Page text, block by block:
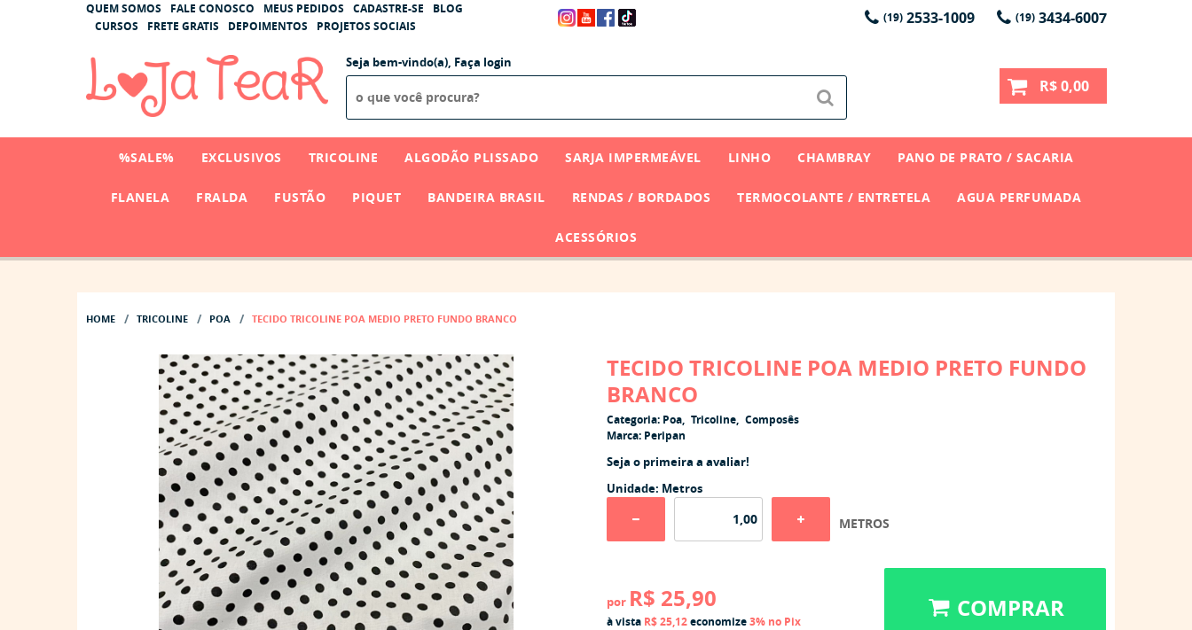
QUEM SOMOS FALE CONOSCO MEUS PEDIDOS CADASTRE-SE
BLOG
CURSOS
FRETE GRATIS DEPOIMENTOS PROJETOS SOCIAIS
(19)2533-1009 (19)3434-6007
Seja bem-vindo(a), Faça login
R$ 0,00
%SALE% EXCLUSIVOS TRICOLINE ALGODÃO PLISSADO SARJA IMPERMEÁVEL LINHO CHAMBRAY PANO DE PRATO / SACARIA
FLANELA FRALDA FUSTÃO PIQUET BANDEIRA BRASIL RENDAS / BORDADOS TERMOCOLANTE / ENTRETELA AGUA PERFUMADA
ACESSÓRIOS
HOME TRICOLINE POA TECIDO TRICOLINE POA MEDIO PRETO FUNDO BRANCO
TECIDO TRICOLINE POA MEDIO PRETO FUNDO
BRANCO
Categoria: Poa Tricoline
Composês
Marca: Peripan
Seja o primeira a avaliar!
Unidade: Metros
METROS
por R$ 25,90
à vista R$ 25,12economize3% no Pix COMPRAR